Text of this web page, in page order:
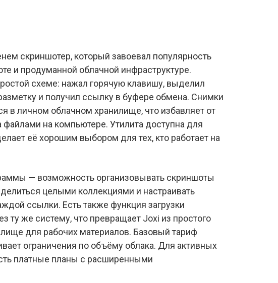
скриншотер, который завоевал популярность
и продуманной облачной инфраструктуре.
схеме: нажал горячую клавишу, выделил
и получил ссылку в буфере обмена. Снимки
в личном облачном хранилище, что избавляет от
на компьютере. Утилита доступна для
её хорошим выбором для тех, кто работает на
— возможность организовывать скриншоты
целыми коллекциями и настраивать
ссылки. Есть также функция загрузки
ту же систему, что превращает Joxi из простого
для рабочих материалов. Базовый тариф
ограничения по объёму облака. Для активных
платные планы с расширенными